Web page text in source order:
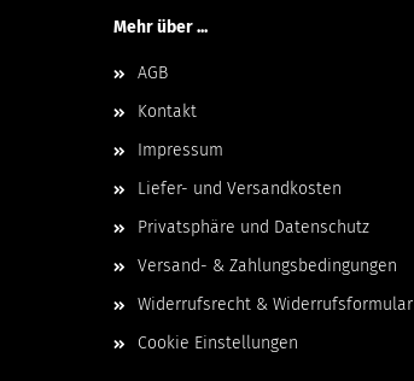
Mehr über ...
AGB
Kontakt
Impressum
Liefer- und Versandkosten
Privatsphäre und Datenschutz
Versand- & Zahlungsbedingungen
Widerrufsrecht & Widerrufsformular
Cookie Einstellungen